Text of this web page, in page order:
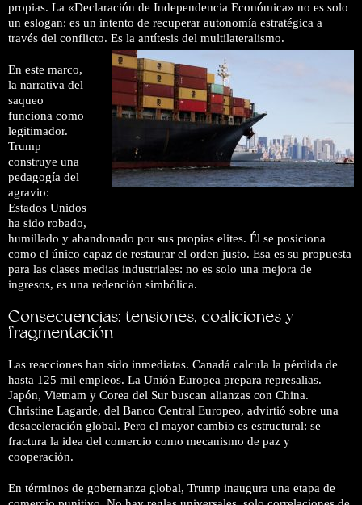
propias. La «Declaración de Independencia Económica» no es solo
un eslogan: es un intento de recuperar autonomía estratégica a
través del conflicto. Es la antítesis del multilateralismo.
En este marco,
la narrativa del
saqueo
funciona como
legitimador.
Trump
construye una
pedagogía del
agravio:
Estados Unidos
ha sido robado,
humillado y abandonado por sus propias elites. Él se posiciona
como el único capaz de restaurar el orden justo. Esa es su propuesta
para las clases medias industriales: no es solo una mejora de
ingresos, es una redención simbólica.
Consecuencias: tensiones, coaliciones y
fragmentación
Las reacciones han sido inmediatas. Canadá calcula la pérdida de
hasta 125 mil empleos. La Unión Europea prepara represalias.
Japón, Vietnam y Corea del Sur buscan alianzas con China.
Christine Lagarde, del Banco Central Europeo, advirtió sobre una
desaceleración global. Pero el mayor cambio es estructural: se
fractura la idea del comercio como mecanismo de paz y
cooperación.
En términos de gobernanza global, Trump inaugura una etapa de